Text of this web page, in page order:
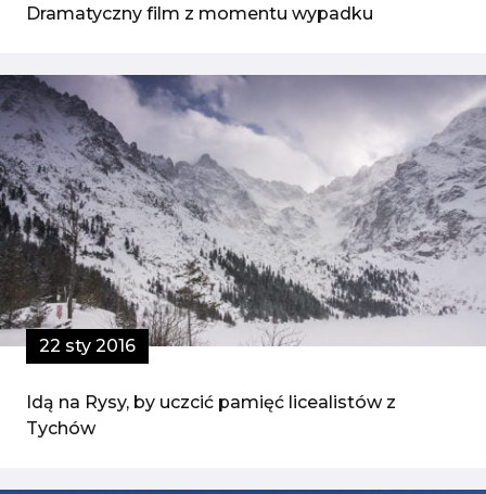
Dramatyczny film z momentu wypadku
22 sty 2016
Idą na Rysy, by uczcić pamięć licealistów z
Tychów